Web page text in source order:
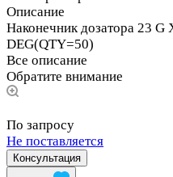
Описание
Наконечник дозатора 23
DEG(QTY=50)
Все описание
Обратите внимание
По запросу
Не поставляется
Консультация